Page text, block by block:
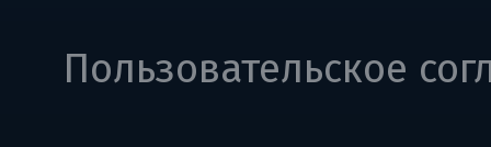
Пользовательское